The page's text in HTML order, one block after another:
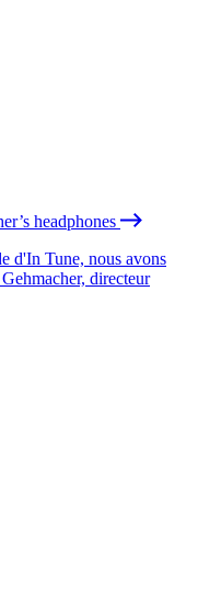
headphones
d'In Tune, nous avons
directeur